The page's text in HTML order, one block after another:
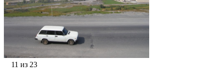
11 из 23